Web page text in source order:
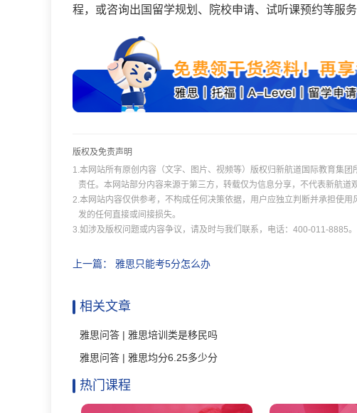
程，或咨询出国留学规划、院校申请、试听课预约等服
版权及免责声明
1.本网站所有原创内容（文字、图片、视频等）版权归新航道国际教育集
责任。本网站部分内容来源于第三方，转载仅为信息分享，不代表新航道
2.本网站内容仅供参考，不构成任何决策依据，用户应独立判断并承担使
发的任何直接或间接损失。
3.如涉及版权问题或内容争议，请及时与我们联系，电话：400-011-8885。
上一篇： 雅思只能考5分怎么办
相关文章
雅思问答 | 雅思培训类是移民吗
雅思问答 | 雅思均分6.25多少分
热门课程